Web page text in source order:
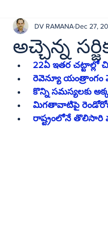
EDITORIAL
అచ్చెన్న
DV RAMANA Dec 27,
22ఏ ఇతర చట్టాల్లో
రెవెన్యూ
కొన్ని సమస్యలకు
మిగతావాటిపై
రాష్ట్రంలోనే తొలిసారి